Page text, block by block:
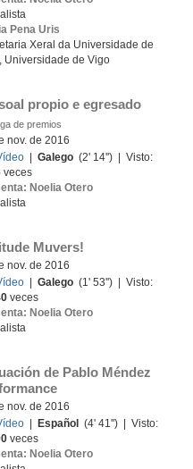
Pena Uris
Xeral da Universidade de
Universidade de Vigo
propio e egresado
de premios
nov. de 2016
|Galego (2' 14'') | Visto:
veces
Noelia Otero
Muvers!
nov. de 2016
|Galego (1' 53'') | Visto:
veces
Noelia Otero
de Pablo Méndez
nov. de 2016
Español
(4' 41'') | Visto:
veces
Noelia Otero